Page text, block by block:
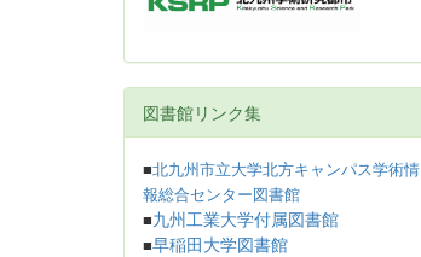
図書館リンク集
■北九州市立大学北方キャンパス学術情
報総合センター図書館
■九州工業大学付属図書館
■早稲田大学図書館